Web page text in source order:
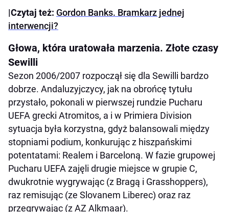
|Czytaj też: Gordon Banks. Bramkarz jednej
interwencji?
Głowa, która uratowała marzenia. Złote czasy
Sewilli
Sezon 2006/2007 rozpoczął się dla Sewilli bardzo
dobrze. Andaluzyjczycy, jak na obrońcę tytułu
przystało, pokonali w pierwszej rundzie Pucharu
UEFA grecki Atromitos, a i w Primiera Division
sytuacja była korzystna, gdyż balansowali między
stopniami podium, konkurując z hiszpańskimi
potentatami: Realem i Barceloną. W fazie grupowej
Pucharu UEFA zajęli drugie miejsce w grupie C,
dwukrotnie wygrywając (z Bragą i Grasshoppers),
raz remisując (ze Slovanem Liberec) oraz raz
przegrywając (z AZ Alkmaar).